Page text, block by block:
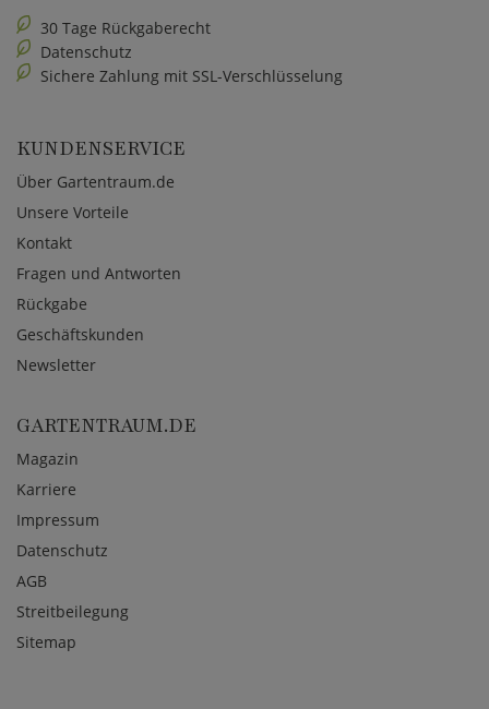
30 Tage Rückgaberecht
Datenschutz
Sichere Zahlung mit SSL-Verschlüsselung
KUNDENSERVICE
Über Gartentraum.de
Unsere Vorteile
Kontakt
Fragen und Antworten
Rückgabe
Geschäftskunden
Newsletter
GARTENTRAUM.DE
Magazin
Karriere
Impressum
Datenschutz
AGB
Streitbeilegung
Sitemap